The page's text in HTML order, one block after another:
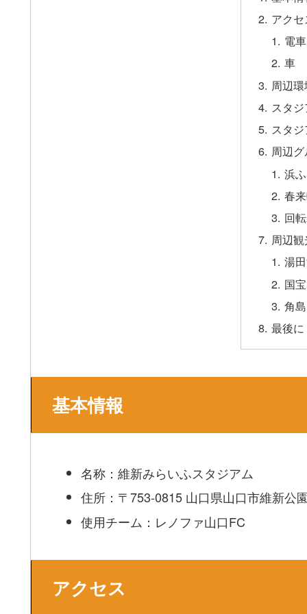
アク
電車
車
周辺
スタ
スタ
周辺
浜
春
回
周辺
湯
国
角
最後に
基本情報
名称：維新みらいふスタジアム
住所：〒753-0815 山口県山口市維新公
使用チーム：レノファ山口FC
アクセス